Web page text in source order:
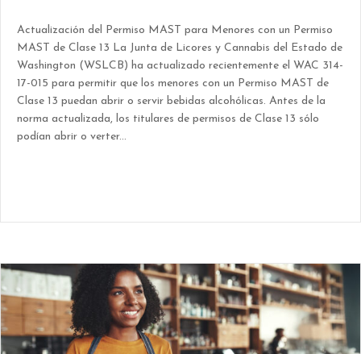
Actualización del Permiso MAST para Menores con un Permiso
MAST de Clase 13 La Junta de Licores y Cannabis del Estado de
Washington (WSLCB) ha actualizado recientemente el WAC 314-
17-015 para permitir que los menores con un Permiso MAST de
Clase 13 puedan abrir o servir bebidas alcohólicas. Antes de la
norma actualizada, los titulares de permisos de Clase 13 sólo
podían abrir o verter...